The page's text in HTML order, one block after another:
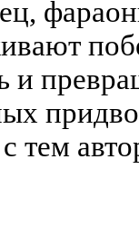
и
тем